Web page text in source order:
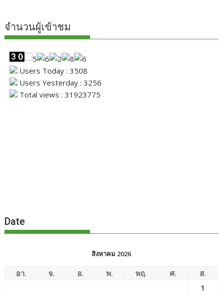
จำนวนผู้เข้าชม
Users Today : 3508
Users Yesterday : 3256
Total views : 31923775
Date
สิงหาคม 2026
อา. จ. อ. พ. พฤ. ศ.
ส.
1